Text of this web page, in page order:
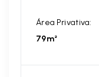
Área Privativa:
79m²